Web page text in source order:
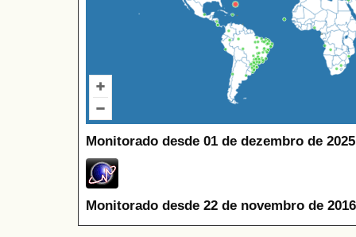
Monitorado desde 01 de dezembro de
Monitorado desde 22 de novembro de